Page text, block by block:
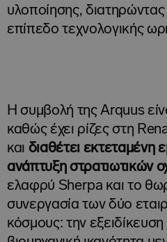
υλοποίησης,
επίπεδο τεχνολογικής
Η συμβολή της Arquus
καθώς έχει ρίζες στη
και διαθέτει εκτεταμένη
ανάπτυξη στρατιωτικών
ελαφρύ Sherpa και το
συνεργασία των δύο
κόσμους: την